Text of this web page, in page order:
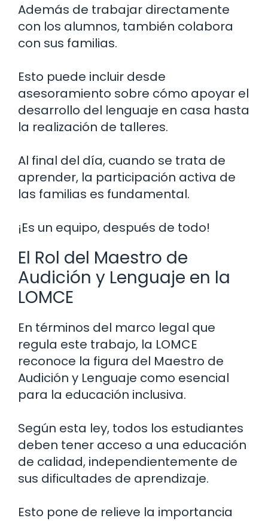
Además de trabajar directamente
con los alumnos, también colabora
con sus familias.
Esto puede incluir desde
asesoramiento sobre cómo apoyar el
desarrollo del lenguaje en casa hasta
la realización de talleres.
Al final del día, cuando se trata de
aprender, la participación activa de
las familias es fundamental.
¡Es un equipo, después de todo!
El Rol del Maestro de
Audición y Lenguaje en la
LOMCE
En términos del marco legal que
regula este trabajo, la LOMCE
reconoce la figura del Maestro de
Audición y Lenguaje como esencial
para la educación inclusiva.
Según esta ley, todos los estudiantes
deben tener acceso a una educación
de calidad, independientemente de
sus dificultades de aprendizaje.
Esto pone de relieve la importancia